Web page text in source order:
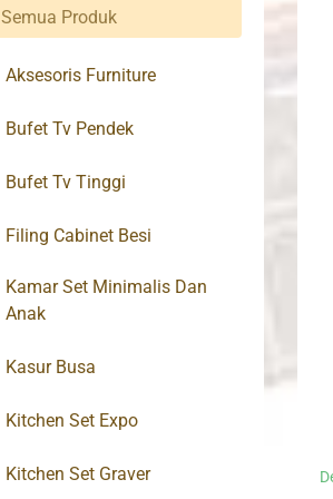
Semua Produk
Aksesoris Furniture
Bufet Tv Pendek
Bufet Tv Tinggi
Filing Cabinet Besi
Kamar Set Minimalis Dan
Anak
Kasur Busa
Kitchen Set Expo
Kitchen Set Graver